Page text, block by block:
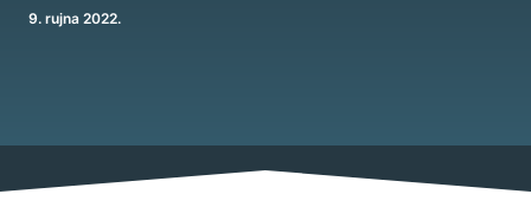
9. rujna 2022.